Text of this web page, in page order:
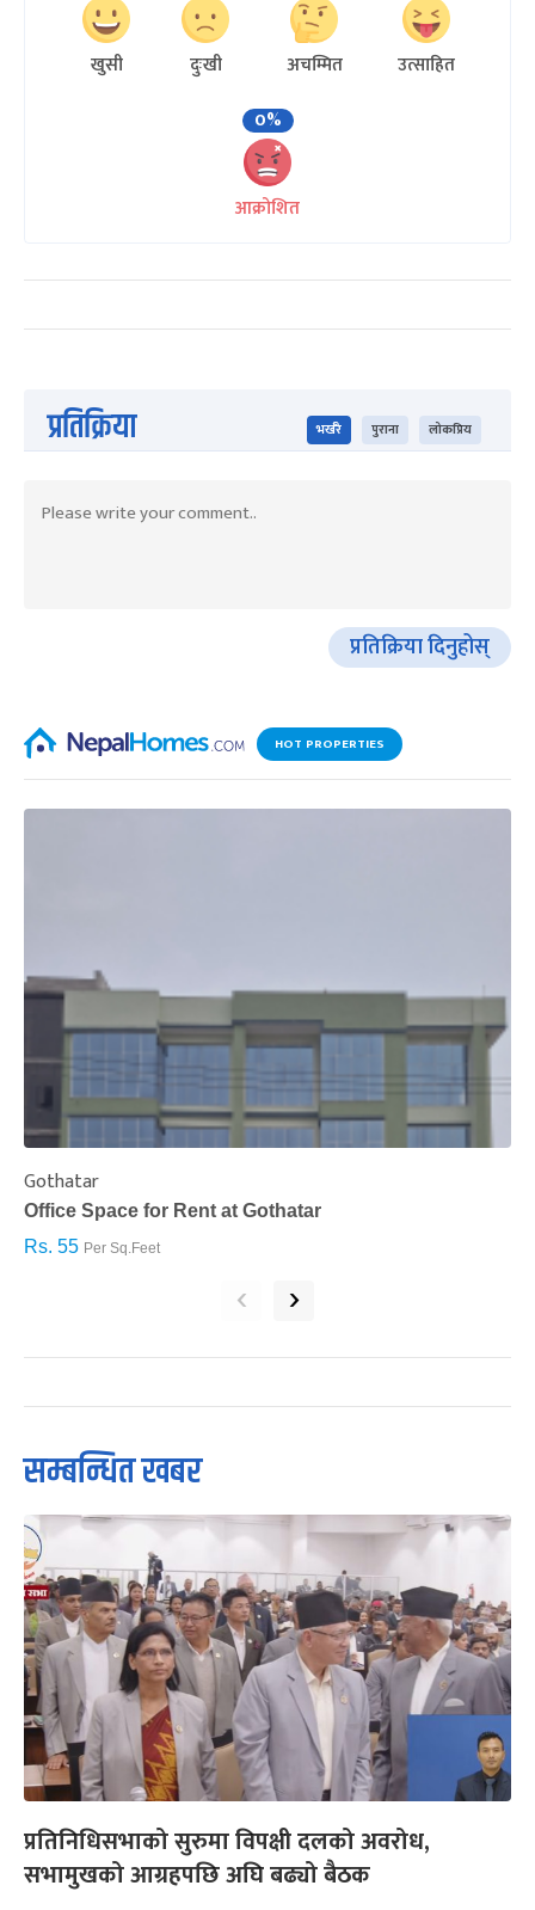
खुसी दुःखी अचम्मित
उत्साहित
0%
आक्रोशित
प्रतिक्रिया भर्खरै पुराना लोकप्रिय
प्रतिक्रिया दिनुहोस्
HOT PROPERTIES
Gothatar
Office Space for Rent at Gothatar
Rs. 55 Per Sq.Feet
‹ ›
सम्बन्धित खबर
प्रतिनिधिसभाको सुरुमा विपक्षी दलको अवरोध,
सभामुखको आग्रहपछि अघि बढ्यो बैठक